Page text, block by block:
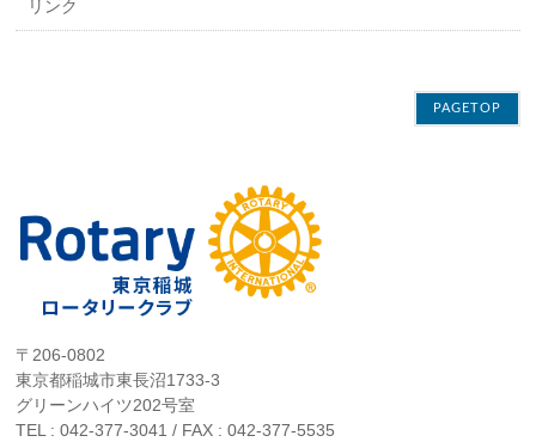
リンク
PAGETOP
〒206-0802
東京都稲城市東長沼1733-3
グリーンハイツ202号室
TEL : 042-377-3041 / FAX : 042-377-5535